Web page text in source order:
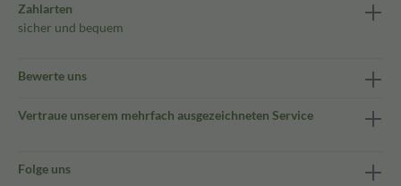
Zahlarten
sicher und bequem
Bewerte uns
Vertraue unserem mehrfach ausgezeichneten Service
Folge uns